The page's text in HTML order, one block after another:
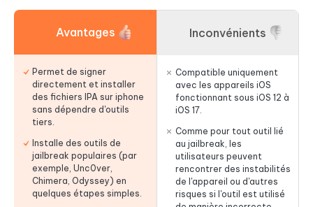
Avantages
Permet de signer
directement et installer
des fichiers IPA sur iphone
sans dépendre d'outils
tiers.
Installe des outils de
jailbreak populaires (par
exemple, Unc0ver,
Chimera, Odyssey) en
quelques étapes simples.
Inconvénients
Compatible uniquement
avec les appareils iOS
fonctionnant sous iOS 12 à
iOS 17.
Comme pour tout outil lié
au jailbreak, les
utilisateurs peuvent
rencontrer des instabilités
de l'appareil ou d'autres
risques si l'outil est utilisé